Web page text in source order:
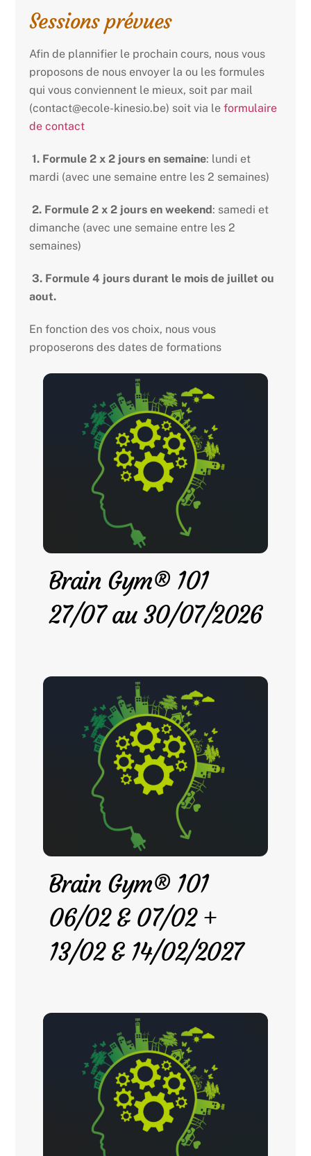
Sessions prévues
Afin de plannifier le prochain cours, nous vous
proposons de nous envoyer la ou les formules
qui vous conviennent le mieux, soit par mail
(contact@ecole-kinesio.be) soit via leformulaire
de contact
1. Formule 2 x 2 jours en semaine: lundi et
mardi (avec une semaine entre les 2 semaines)
2. Formule 2 x 2 jours en weekend: samedi et
dimanche (avec une semaine entre les 2
semaines)
3. Formule 4 jours durant le mois de juillet ou
aout.
En fonction des vos choix, nous vous
proposerons des dates de formations
Brain Gym® 101
27/07 au 30/07/2026
Brain Gym® 101
06/02 & 07/02 +
13/02 & 14/02/2027